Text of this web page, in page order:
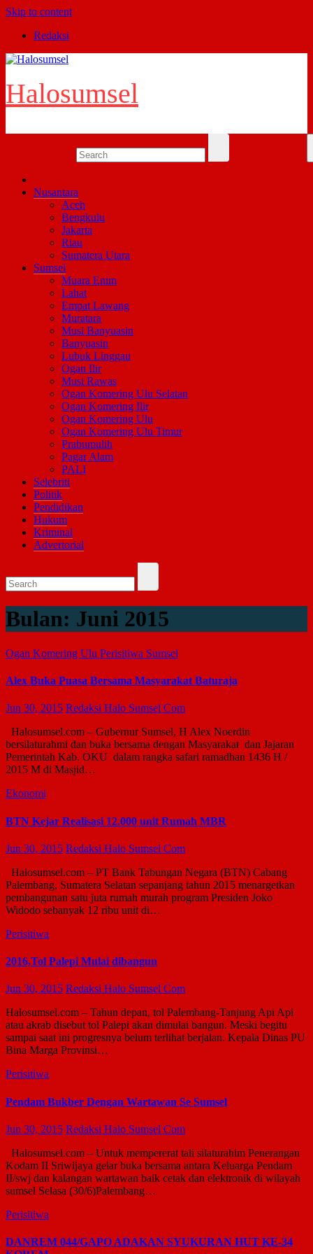
Skip to content
Redaksi
Halosumsel
Nusantara
Aceh
Bengkulu
Jakarta
Riau
Sumatera Utara
Sumsel
Muara Enim
Lahat
Empat Lawang
Muratara
Musi Banyuasin
Banyuasin
Lubuk Linggau
Ogan Ilir
Musi Rawas
Ogan Komering Ulu Selatan
Ogan Komering Ilir
Ogan Komering Ulu
Ogan Komering Ulu Timur
Prabumulih
Pagar Alam
PALI
Selebriti
Politik
Pendidikan
Hukum
Kriminal
Advertorial
Bulan: Juni 2015
Ogan Komering Ulu Perisitiwa Sumsel
Alex Buka Puasa Bersama Masyarakat Baturaja
Jun 30, 2015 Redaksi Halo Sumsel Com
Halosumsel.com – Gubernur Sumsel, H Alex Noerdin
bersilaturahmi dan buka bersama dengan Masyarakat dan Jajaran
Pemerintah Kab. OKU dalam rangka safari ramadhan 1436 H /
2015 M di Masjid…
Ekonomi
BTN Kejar Realisasi 12.000 unit Rumah MBR
Jun 30, 2015 Redaksi Halo Sumsel Com
Halosumsel.com – PT Bank Tabungan Negara (BTN) Cabang
Palembang, Sumatera Selatan sepanjang tahun 2015 menargetkan
pembangunan satu juta rumah murah program Presiden Joko
Widodo sebanyak 12 ribu unit di…
Perisitiwa
2016,Tol Palepi Mulai dibangun
Jun 30, 2015 Redaksi Halo Sumsel Com
Halosumsel.com – Tahun depan, tol Palembang-Tanjung Api Api
atau akrab disebut tol Palepi akan dimulai bangun. Meski begitu
sampai saat ini progresnya belum terlihat berjalan. Kepala Dinas PU
Bina Marga Provinsi…
Perisitiwa
Pendam Bukber Dengan Wartawan Se Sumsel
Jun 30, 2015 Redaksi Halo Sumsel Com
Halosumsel.com – Untuk mempererat tali silaturahim Penerangan
Kodam II Sriwijaya gelar buka bersama antara Keluarga Pendam
II/swj dan kalangan wartawan baik cetak dan elektronik di wilayah
sumsel Selasa (30/6)Palembang…
Perisitiwa
DANREM 044/GAPO ADAKAN SYUKURAN HUT KE-34